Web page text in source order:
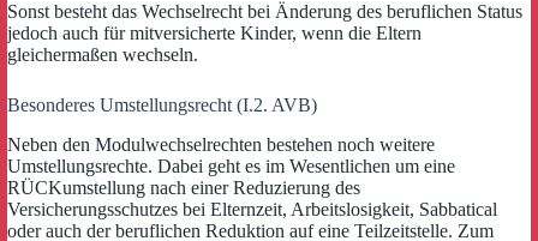
Sonst besteht das Wechselrecht bei Änderung des beruflichen Status
jedoch auch für mitversicherte Kinder, wenn die Eltern
gleichermaßen wechseln.
Besonderes Umstellungsrecht (I.2. AVB)
Neben den Modulwechselrechten bestehen noch weitere
Umstellungsrechte. Dabei geht es im Wesentlichen um eine
RÜCKumstellung nach einer Reduzierung des
Versicherungsschutzes bei Elternzeit, Arbeitslosigkeit, Sabbatical
oder auch der beruflichen Reduktion auf eine Teilzeitstelle. Zum